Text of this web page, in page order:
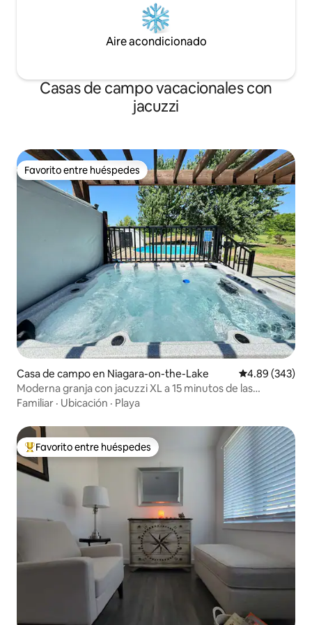
Aire acondicionado
Casas de campo vacacionales con
jacuzzi
Favorito entre huéspedes
Favorito entre huéspedes
Casa de campo en Niagara-on-the-Lake Calificación
4.89 (343)
Moderna granja con jacuzzi XL a 15 minutos de las
cataratas de Niagara-on-the-Lake
Familiar · Ubicación · Playa
Favorito entre huéspedes preferido
Favorito entre huéspedes